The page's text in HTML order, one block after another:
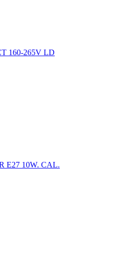
160-265V LD
E27 10W. CAL.